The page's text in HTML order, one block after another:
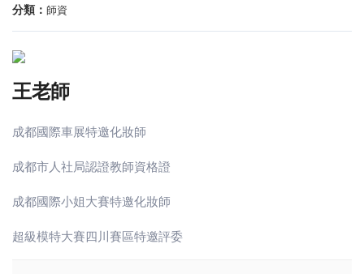
分類： 師資
王老師
成都國際車展特邀化妝師
成都市人社局認證教師資格證
成都國際小姐大賽特邀化妝師
超級模特大賽四川賽區特邀評委